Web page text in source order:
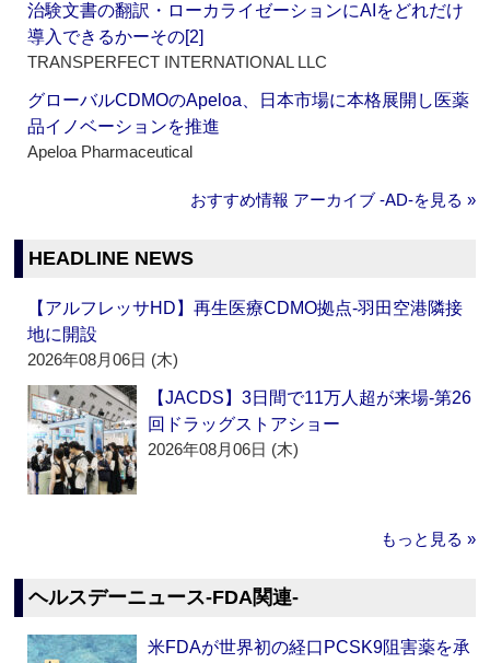
治験文書の翻訳・ローカライゼーションにAIをどれだけ
導入できるかーその[2]
TRANSPERFECT INTERNATIONAL LLC
グローバルCDMOのApeloa、日本市場に本格展開し医薬
品イノベーションを推進
Apeloa Pharmaceutical
おすすめ情報 アーカイブ ‐AD‐を見る »
HEADLINE NEWS
【アルフレッサHD】再生医療CDMO拠点‐羽田空港隣接
地に開設
2026年08月06日 (木)
【JACDS】3日間で11万人超が来場‐第26
回ドラッグストアショー
2026年08月06日 (木)
もっと見る »
ヘルスデーニュース‐FDA関連‐
米FDAが世界初の経口PCSK9阻害薬を承